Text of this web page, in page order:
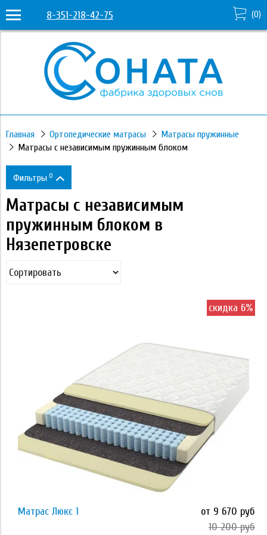
8-351-218-42-75 (0)
Главная Ортопедические матрасы
Матрасы пружинные
Матрасы с независимым пружинным блоком
Фильтры 0
Цена
9 670
кокосовая койра
Memory Foam
Orto Foam
Orto Foam с массажным эффектом
высокоэластичная пена ECOFOAM
Матрасы с независимым
пружинным блоком в
Нязепетровске
скидка 6%
Матрас Люкс 1
от 9 670 руб
10 200 руб